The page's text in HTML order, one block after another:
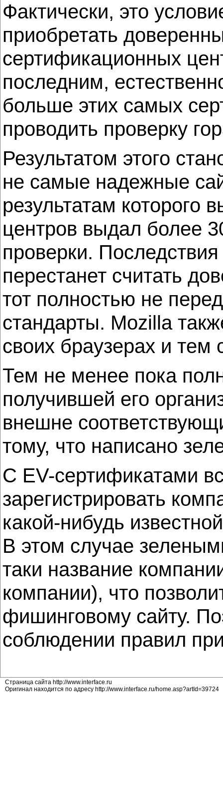
Фактически, это
приобретать
сертификационных
последним,
больше этих самых
проводить проверку
Результатом этого
не самые надежные
результатам которого
центров выдал более
проверки.
перестанет считать
тот полностью не
стандарты. Mozilla
своих браузерах и
Тем не менее пока
получившей его
внешне
тому, что написано
С EV-сертификатами
зарегистрировать
какой-нибудь
В этом случае
таки название
компании), что
фишинговому сайту.
соблюдении правил
Страница сайта http://www.interface.ru
Оригинал находится по адресу http://www.interface.ru/home.asp?artId=39724